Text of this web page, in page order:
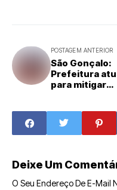
POSTAGEM ANTERIOR
São Gonçalo:
Prefeitura
para mitigar
Coqueiros e
Jacaraú
Deixe Um
O Seu Endereço De E-Mail